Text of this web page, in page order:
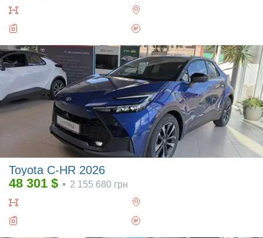
Toyota C-HR 2026
48 301 $ • 2 155 680 грн